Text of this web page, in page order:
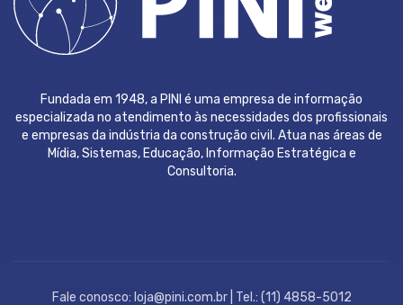
Fundada em 1948, a PINI é uma empresa de informação
especializada no atendimento às necessidades dos profissionais
e empresas da indústria da construção civil. Atua nas áreas de
Mídia, Sistemas, Educação, Informação Estratégica e
Consultoria.
Fale conosco: loja@pini.com.br | Tel.: (11) 4858-5012